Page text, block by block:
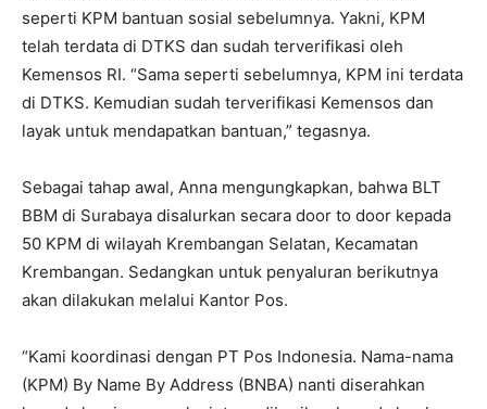
seperti KPM bantuan sosial sebelumnya. Yakni, KPM
telah terdata di DTKS dan sudah terverifikasi oleh
Kemensos RI. “Sama seperti sebelumnya, KPM ini terdata
di DTKS. Kemudian sudah terverifikasi Kemensos dan
layak untuk mendapatkan bantuan,” tegasnya.
Sebagai tahap awal, Anna mengungkapkan, bahwa BLT
BBM di Surabaya disalurkan secara door to door kepada
50 KPM di wilayah Krembangan Selatan, Kecamatan
Krembangan. Sedangkan untuk penyaluran berikutnya
akan dilakukan melalui Kantor Pos.
“Kami koordinasi dengan PT Pos Indonesia. Nama-nama
(KPM) By Name By Address (BNBA) nanti diserahkan